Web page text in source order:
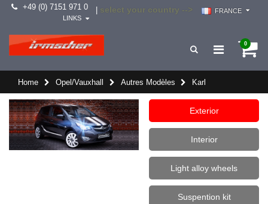
+49 (0) 7151 971 0 select your country -->
FRANCE
LINKS
0
Home Opel/Vauxhall Autres Modèles Karl
Exterior
Interior
Light alloy wheels
Suspention kit